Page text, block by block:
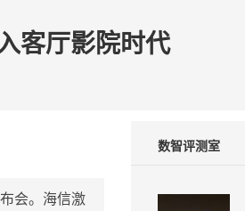
客厅影院时代
会。海信激
数智评测室